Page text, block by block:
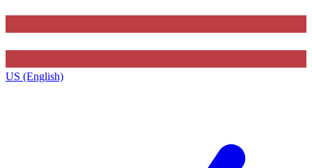
US (English)